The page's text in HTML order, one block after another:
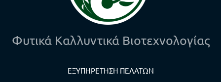
Φυτικά Καλλυντικά Βιοτεχνολογίας
ΕΞΥΠΗΡΕΤΗΣΗ ΠΕΛΑΤΩΝ